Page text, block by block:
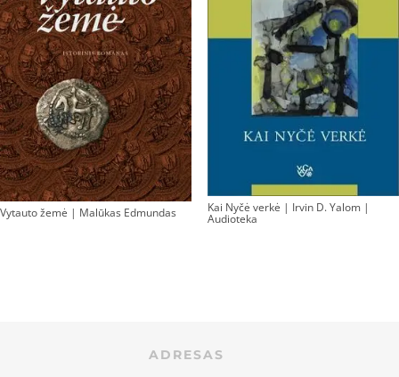
Vytauto žemė | Malūkas Edmundas Kai Nyčė verkė | Irvin D. Yalom |
Audioteka
ADRESAS